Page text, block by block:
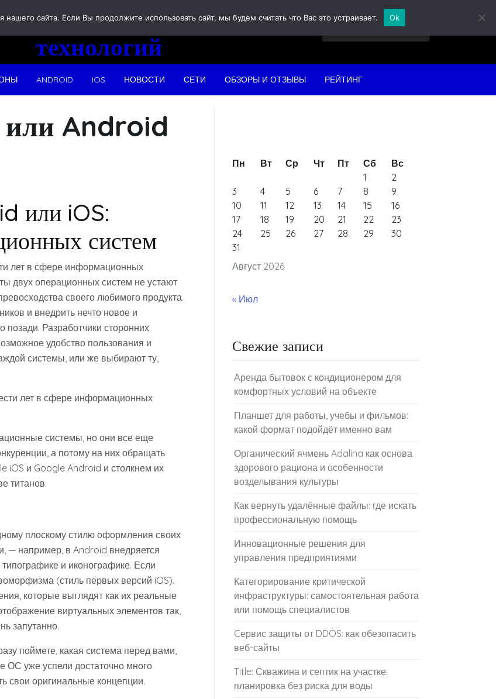
Новости
технологий
ANDROID IOS НОВОСТИ СЕТИ ОБЗОРЫ И ОТЗЫВЫ РЕЙТИНГ
Android
или iOS:
систем
лет в сфере информационных
двух операционных систем не устают
своего любимого продукта.
и внедрить нечто новое и
позади. Разработчики сторонних
удобство пользования и
системы, или же выбирают ту,
системы, но они все еще
а потому на них обращать
iOS и Google Android и столкнем их
титанов.
плоскому стилю оформления своих
— например, в Android внедряется
и иконографике. Если
(стиль первых версий iOS).
которые выглядят как их реальные
виртуальных элементов так,
запутанно.
поймете, какая система перед вами,
ОС уже успели достаточно много
свои оригинальные концепции.
Август 2026
Пн Вт Ср Чт Пт Сб
Вс
1
2
3
4 5 6 7 8
9
10
11 12 13 14 15
16
17
18 19 20 21 22
23
24
25 26 27 28 29
30
31
« Июл
Свежие записи
Аренда бытовок с кондиционером для
комфортных условий на объекте
Планшет для работы, учебы и фильмов:
какой формат подойдёт именно вам
Органический ячмень Adalina как основа
здорового рациона и особенности
возделывания культуры
Как вернуть удалённые файлы: где искать
профессиональную помощь
Инновационные решения для
управления предприятиями
Категорирование критической
инфраструктуры: самостоятельная работа
или помощь специалистов
Cервис защиты от DDOS: как обезопасить
веб-сайты
Title: Скважина и септик на участке:
планировка без риска для воды
сайта. Если Вы продолжите использовать сайт, мы будем считать что Вас это устраивает. Ok